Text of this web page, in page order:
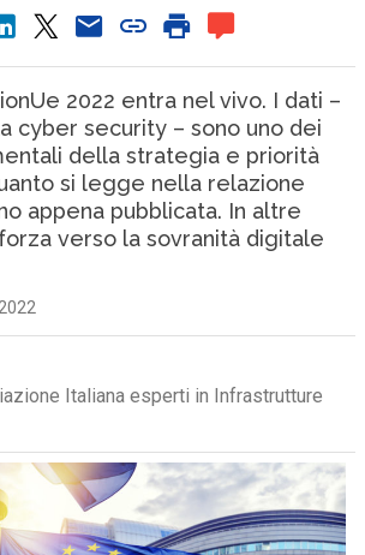
2022 entra nel vivo. I dati –
cyber security – sono uno dei
della strategia e priorità
si legge nella relazione
appena pubblicata. In altre
verso la sovranità digitale
Italiana esperti in Infrastrutture